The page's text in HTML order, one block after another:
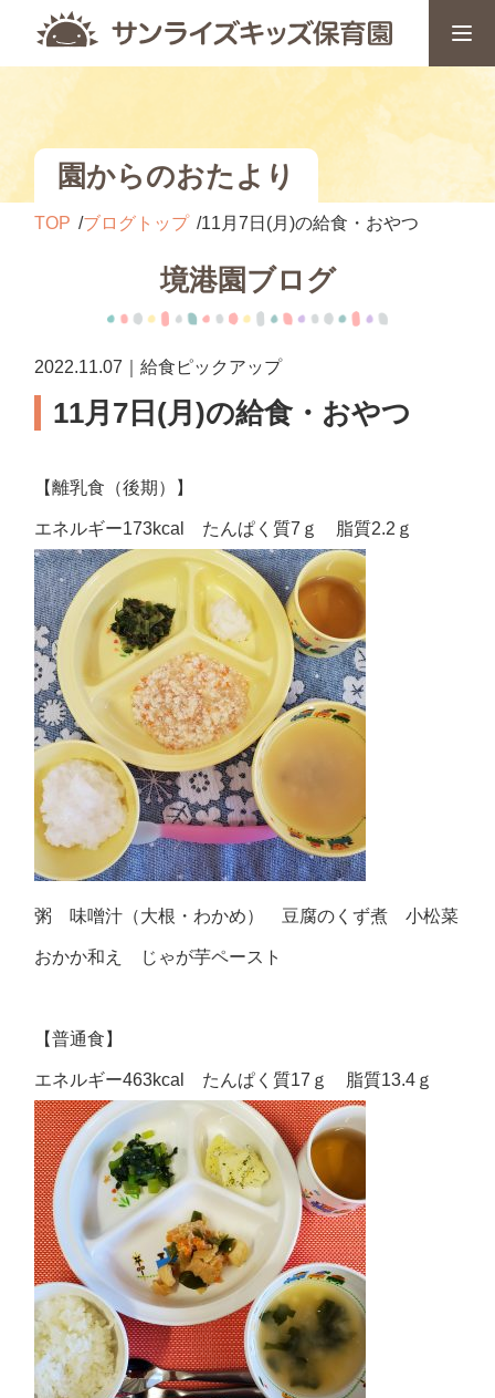
園からのおたより
TOP ブログトップ 11月7日(月)の給食・おやつ
境港園ブログ
2022.11.07｜給食ピックアップ
11月7日(月)の給食・おやつ
【離乳食（後期）】
エネルギー173kcal たんぱく質7ｇ 脂質2.2ｇ
粥 味噌汁（大根・わかめ） 豆腐のくず煮 小松菜
おかか和え じゃが芋ペースト
【普通食】
エネルギー463kcal たんぱく質17ｇ 脂質13.4ｇ